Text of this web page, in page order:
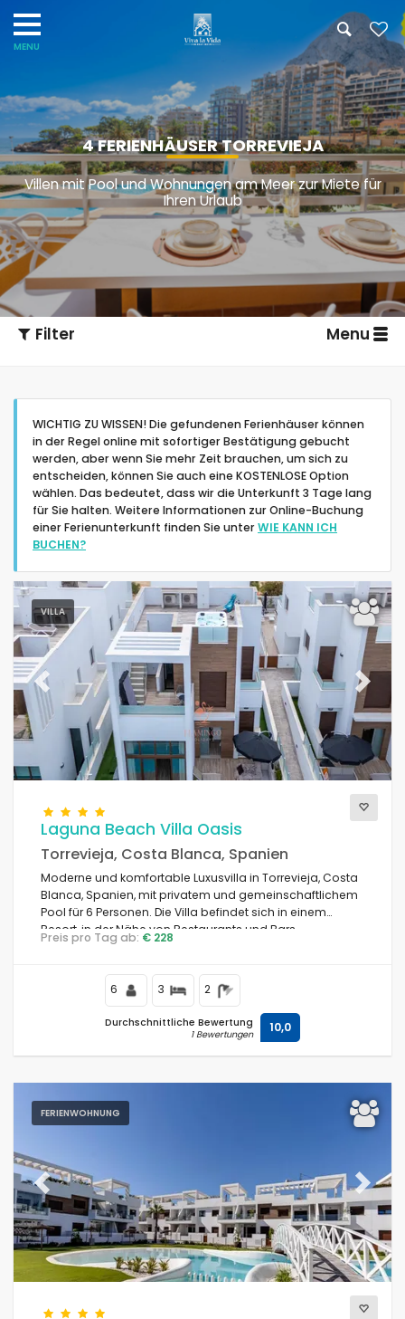
4 FERIENHÄUSER TORREVIEJA
Villen mit Pool und Wohnungen am Meer zur Miete für
Ihren Urlaub
Filter Menu
Art der Unterbringung
Menschen
Schlafzimmer
Badezimmer
Beliebte Dienste
Bedingungen
Kompfort
Dienstleistungen
Ansichten
WICHTIG ZU WISSEN! Die gefundenen Ferienhäuser können
in der Regel online mit sofortiger Bestätigung gebucht
werden, aber wenn Sie mehr Zeit brauchen, um sich zu
entscheiden, können Sie auch eine KOSTENLOSE Option
wählen. Das bedeutet, dass wir die Unterkunft 3 Tage lang
für Sie halten. Weitere Informationen zur Online-Buchung
einer Ferienunterkunft finden Sie unterWIE KANN ICH
BUCHEN?
VILLA
Previous Next
Laguna Beach Villa Oasis
Torrevieja, Costa Blanca, Spanien
Moderne und komfortable Luxusvilla in Torrevieja, Costa
Blanca, Spanien, mit privatem und gemeinschaftlichem
Pool für 6 Personen. Die Villa befindet sich in einem
Resort, in der Nähe von Restaurants und Bars,
Geschäften und Supermärkten, und 4 km vom Strand
Preis pro Tag ab: € 228
6 3 2
Durchschnittliche Bewertung
1 Bewertungen 10,0
FERIENWOHNUNG
Previous Next